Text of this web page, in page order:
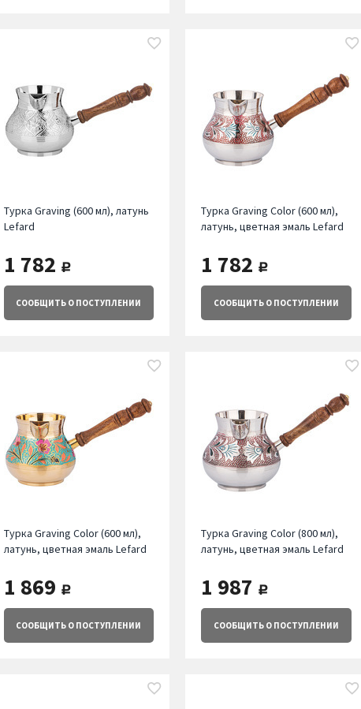
Турка Graving (600 мл), латунь
Lefard
1 782 руб.
СООБЩИТЬ О ПОСТУПЛЕНИИ
Турка Graving Color (600 мл),
латунь, цветная эмаль Lefard
1 782 руб.
СООБЩИТЬО ПОСТУПЛЕНИИ
Турка Graving Color (600 мл),
латунь, цветная эмаль Lefard
1 869 руб.
СООБЩИТЬ О ПОСТУПЛЕНИИ
Турка Graving Color (800 мл),
латунь, цветная эмаль Lefard
1 987 руб.
СООБЩИТЬО ПОСТУПЛЕНИИ